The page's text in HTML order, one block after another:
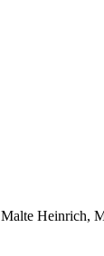
Heinrich,